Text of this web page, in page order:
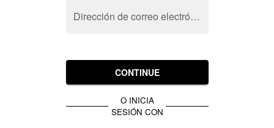
Dirección de correo electrónico
CONTINUE
O INICIA
SESIÓN CON